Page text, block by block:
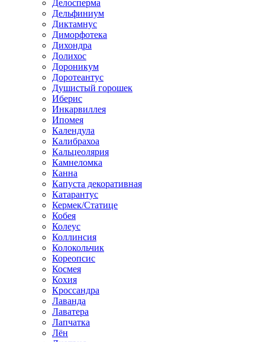
Делосперма
Дельфиниум
Диктамнус
Диморфотека
Дихондра
Долихос
Дороникум
Доротеантус
Душистый горошек
Иберис
Инкарвиллея
Ипомея
Календула
Калибрахоа
Кальцеолярия
Камнеломка
Канна
Капуста декоративная
Катарантус
Кермек/Статице
Кобея
Колеус
Коллинсия
Колокольчик
Кореопсис
Космея
Кохия
Кроссандра
Лаванда
Лаватера
Лапчатка
Лён